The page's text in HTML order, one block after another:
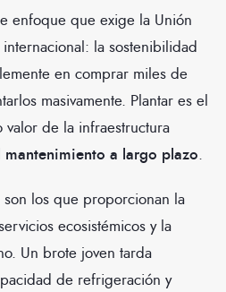
enfoque que exige la Unión
la sostenibilidad
en comprar miles de
masivamente. Plantar es el
de la infraestructura
mantenimiento a largo plazo.
los que proporcionan la
ecosistémicos y la
Un brote joven tarda
de refrigeración y